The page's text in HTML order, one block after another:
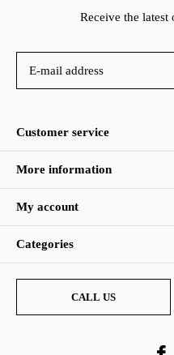
Receive the
Customer service
More information
My account
Categories
CALL US